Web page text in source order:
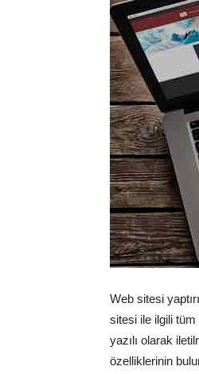
Web sitesi
sitesi ile ilgili tüm
yazılı olarak
özelliklerinin